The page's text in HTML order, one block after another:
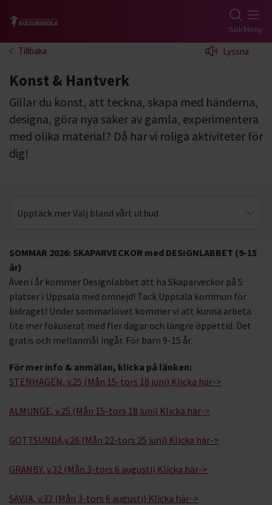
Gå till studiefrämjandets startsida SökMeny
Tillbaka Lyssna
Konst & Hantverk
Gillar du konst, att teckna, skapa med händerna,
designa, göra nya saker av gamla, experimentera
med olika material? Då har vi roliga aktiviteter för
dig!
Upptäck mer Välj bland vårt utbud
Konstlokaler
SOMMAR 2026: SKAPARVECKOR med DESIGNLABBET (9-15
år)
Även i år kommer Designlabbet att ha Skaparveckor på 5
platser i Uppsala med omnejd! Tack Uppsala kommun för
bidraget! Under sommarlovet kommer vi att kunna arbeta
lite mer fokuserat med fler dagar och längre öppettid. Det
gratis och mellanmål ingår. För barn 9-15 år.
För mer info & anmälan, klicka på länken:
STENHAGEN, v.25 (Mån 15-tors 18 juni) Klicka här->
ALMUNGE, v.25 (Mån 15-tors 18 juni) Klicka här->
GOTTSUNDA,v.26 (Mån 22-tors 25 juni) Klicka här->
GRÄNBY, v.32 (Mån 3-tors 6 augusti) Klicka här->
SÄVJA, v.32 (Mån 3-tors 6 augusti) Klicka här->